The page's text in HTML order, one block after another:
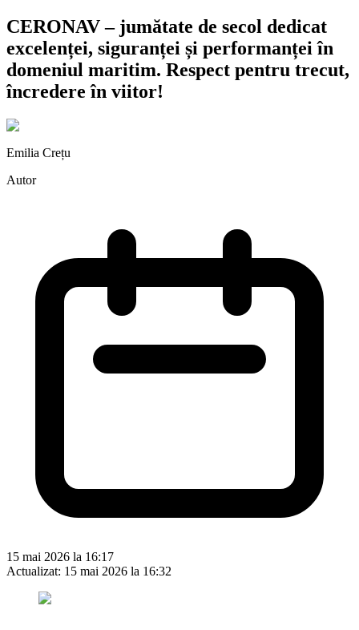
CERONAV – jumătate de secol dedicat
excelenței, siguranței și performanței în
domeniul maritim. Respect pentru trecut,
încredere în viitor!
Emilia Crețu
Autor
15 mai 2026 la 16:17
Actualizat: 15 mai 2026 la 16:32